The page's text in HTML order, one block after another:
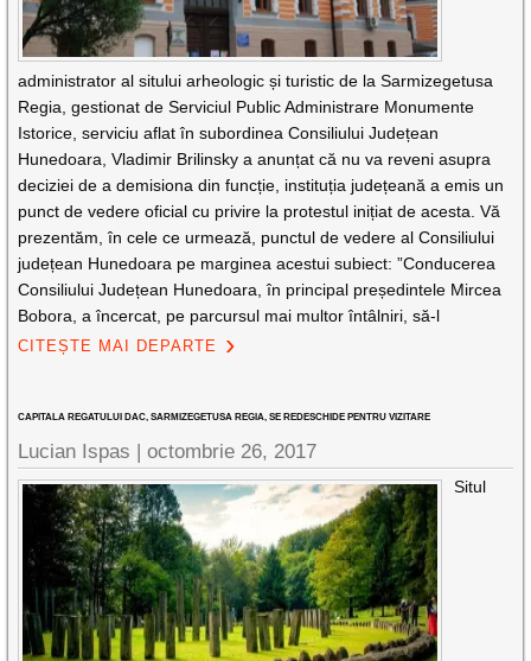
administrator al sitului arheologic și turistic de la Sarmizegetusa
Regia, gestionat de Serviciul Public Administrare Monumente
Istorice, serviciu aflat în subordinea Consiliului Județean
Hunedoara, Vladimir Brilinsky a anunțat că nu va reveni asupra
deciziei de a demisiona din funcție, instituția județeană a emis un
punct de vedere oficial cu privire la protestul inițiat de acesta. Vă
prezentăm, în cele ce urmează, punctul de vedere al Consiliului
județean Hunedoara pe marginea acestui subiect: ”Conducerea
Consiliului Județean Hunedoara, în principal președintele Mircea
Bobora, a încercat, pe parcursul mai multor întâlniri, să-l
CITEȘTE MAI DEPARTE
CAPITALA REGATULUI DAC, SARMIZEGETUSA REGIA, SE REDESCHIDE PENTRU VIZITARE
Lucian Ispas |octombrie 26, 2017
Situl